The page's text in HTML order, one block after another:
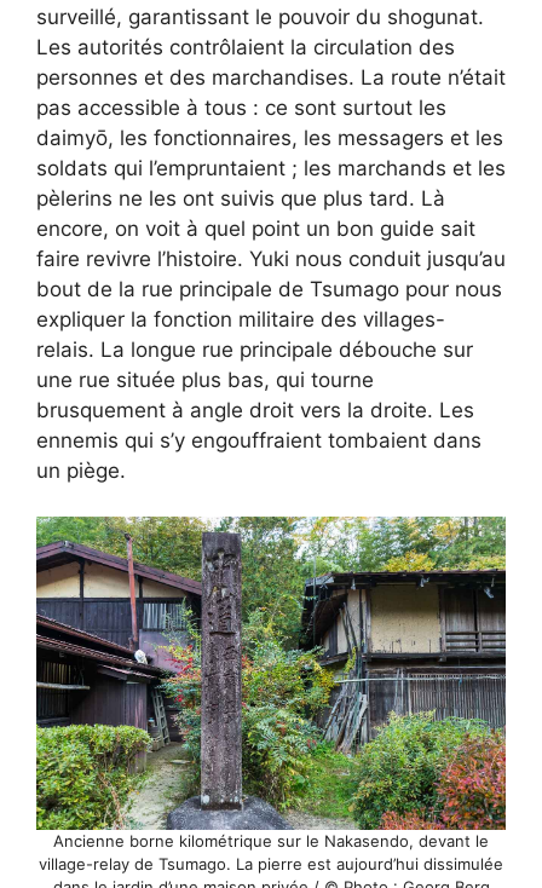
surveillé, garantissant le pouvoir du shogunat.
Les autorités contrôlaient la circulation des
personnes et des marchandises. La route n’était
pas accessible à tous : ce sont surtout les
daimyō, les fonctionnaires, les messagers et les
soldats qui l’empruntaient ; les marchands et les
pèlerins ne les ont suivis que plus tard. Là
encore, on voit à quel point un bon guide sait
faire revivre l’histoire. Yuki nous conduit jusqu’au
bout de la rue principale de Tsumago pour nous
expliquer la fonction militaire des villages-
relais. La longue rue principale débouche sur
une rue située plus bas, qui tourne
brusquement à angle droit vers la droite. Les
ennemis qui s’y engouffraient tombaient dans
un piège.
Ancienne borne kilométrique sur le Nakasendo, devant le
village-relay de Tsumago. La pierre est aujourd’hui dissimulée